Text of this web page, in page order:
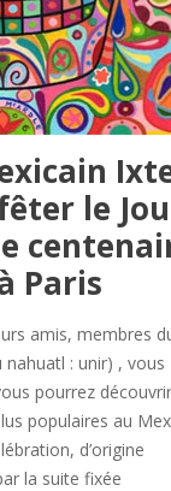
le
Paris
amis, membres
: unir) , vous
pourrez découvrir
populaires au
d’origine
la suite fixée